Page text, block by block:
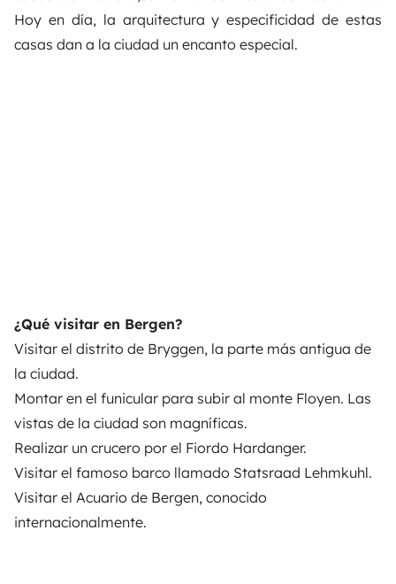
Hoy en día, la arquitectura y especificidad de estas
casas dan a la ciudad un encanto especial.
¿Qué visitar en Bergen?
Visitar el distrito de Bryggen, la parte más antigua de
la ciudad.
Montar en el funicular para subir al monte Floyen. Las
vistas de la ciudad son magníficas.
Realizar un crucero por el Fiordo Hardanger.
Visitar el famoso barco llamado Statsraad Lehmkuhl.
Visitar el Acuario de Bergen, conocido
internacionalmente.